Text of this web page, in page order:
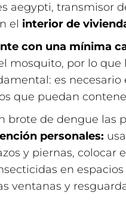
aegypti, transmisor
el interior de
con una mínima
mosquito, por lo que
es
que puedan
brote de dengue las
personales:
y piernas, colocar
en
ventanas y